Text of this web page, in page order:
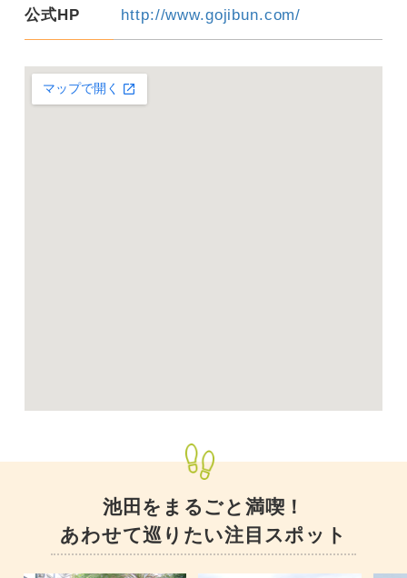
公式HP http://www.gojibun.com/
池田をまるごと満喫！
あわせて巡りたい注目スポット